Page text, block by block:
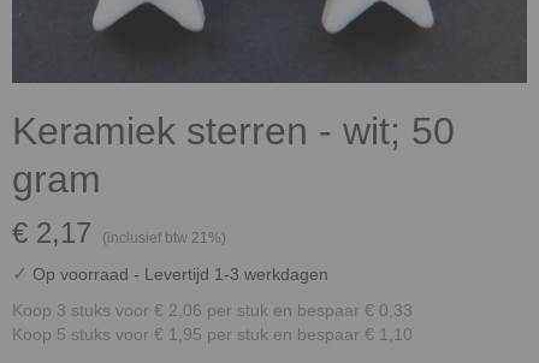
Keramiek sterren - wit; 50
gram
€ 2,17 (inclusief btw 21%)
✓ Op voorraad - Levertijd 1-3 werkdagen
Koop 3 stuks voor € 2,06 per stuk en bespaar € 0,33
Koop 5 stuks voor € 1,95 per stuk en bespaar € 1,10